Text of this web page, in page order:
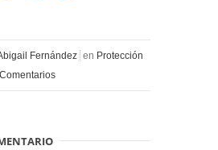
Fernández en Protección